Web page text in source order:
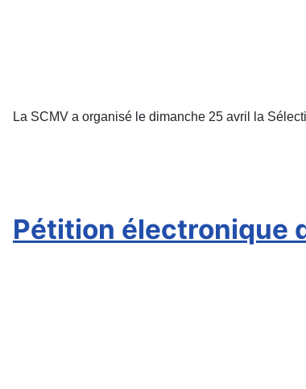
La SCMV a organisé le dimanche 25 avril la
Pétition électronique